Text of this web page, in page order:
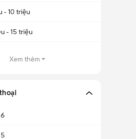
- 10 triệu
- 15 triệu
Xem thêm